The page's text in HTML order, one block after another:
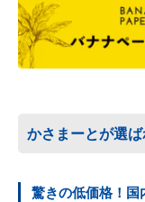
かさまーとが選
驚きの低価格！国